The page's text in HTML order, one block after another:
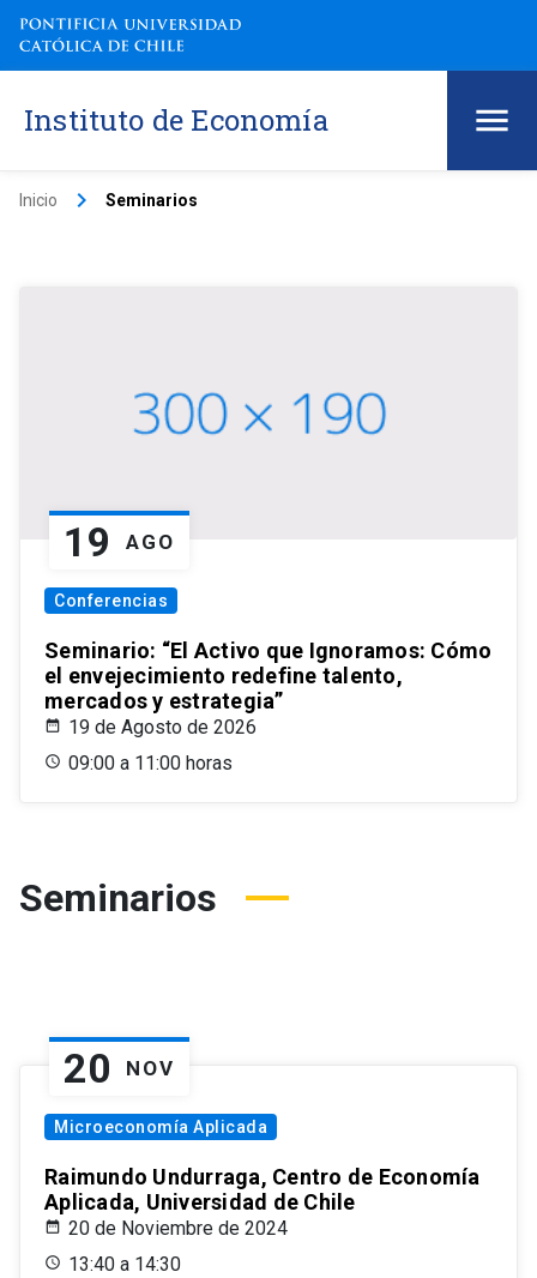
Instituto de Economía
Inicio keyboard_arrow_right Seminarios
19 AGO
Conferencias
Seminario: “El Activo que Ignoramos: Cómo
el envejecimiento redefine talento,
mercados y estrategia”
19 de Agosto de 2026
09:00 a 11:00 horas
Seminarios
20 NOV
Microeconomía Aplicada
Raimundo Undurraga, Centro de Economía
Aplicada, Universidad de Chile
20 de Noviembre de 2024
13:40 a 14:30